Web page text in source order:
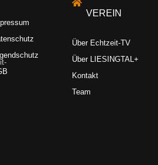
VEREIN
Über Echtzeit-TV
Über LIESINGTAL+
Kontakt
Team